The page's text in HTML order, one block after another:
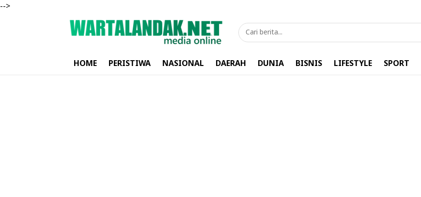
-->
HOME PERISTIWA NASIONAL DAERAH DUNIA BISNIS LIFESTYLE SPORT